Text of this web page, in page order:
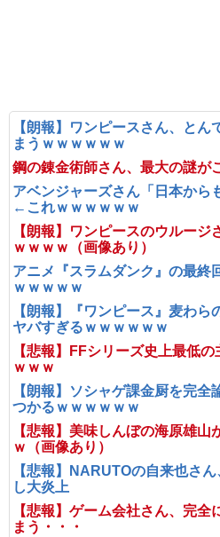
【朗報】ワンピースさん、とん
まうｗｗｗｗｗｗ
鋼の錬金術師さん、最大の謎が
アベンジャーズさん「日本から
←これｗｗｗｗｗｗ
【朗報】ワンピースのウルージ
ｗｗｗｗ（画像あり）
アニメ『スラムダンク』の最終
ｗｗｗｗｗ
【朗報】『ワンピース』麦わ
ヤバすぎるｗｗｗｗｗｗ
【悲報】FFシリーズ史上最低
ｗｗｗ
【朗報】ソシャゲ課金厨を完
つかるｗｗｗｗｗｗ
【悲報】美味しんぼの海原雄山
ｗ（画像あり）
【悲報】NARUTOの自来也さ
し大炎上
【悲報】ゲーム会社さん、完全
まう・・・